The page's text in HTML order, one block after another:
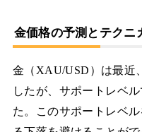
金価格の予測とテクニ
金（XAU/USD）は最近
したが、サポートレベ
た。このサポートレベ